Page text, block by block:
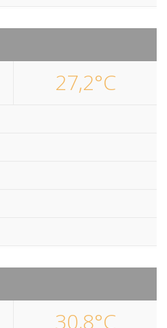
27,2°C
30,8°C